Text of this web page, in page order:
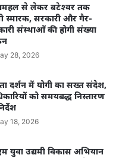
से लेकर बटेश्वर तक
स्मारक, सरकारी और गैर-
संस्थाओं की होगी संख्या
28, 2026
दर्शन में योगी का सख्त संदेश,
को समयबद्ध निस्तारण
18, 2026
युवा उद्यमी विकास अभियान